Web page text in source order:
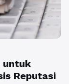
untuk
Reputasi